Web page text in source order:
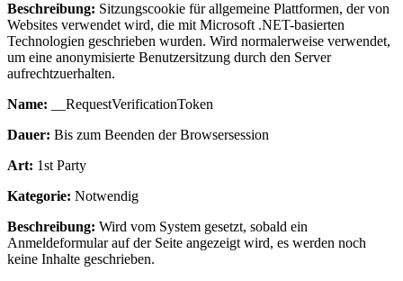
Beschreibung: Sitzungscookie für allgemeine Plattformen, der von
Websites verwendet wird, die mit Microsoft .NET-basierten
Technologien geschrieben wurden. Wird normalerweise verwendet,
um eine anonymisierte Benutzersitzung durch den Server
aufrechtzuerhalten.
Name: __RequestVerificationToken
Dauer: Bis zum Beenden der Browsersession
Art: 1st Party
Kategorie: Notwendig
Beschreibung: Wird vom System gesetzt, sobald ein
Anmeldeformular auf der Seite angezeigt wird, es werden noch
keine Inhalte geschrieben.